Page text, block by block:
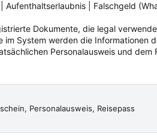
Aufenthaltserlaubnis | Falschgeld
Dokumente, die legal
System werden die Informationen
Personalausweis und dem
Personalausweis, Reisepass